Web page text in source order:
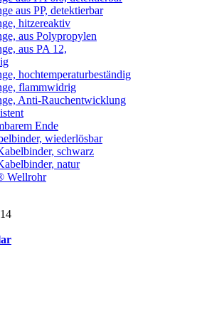
aus PP, detektierbar
hitzereaktiv
aus Polypropylen
aus PA 12,
hochtemperaturbeständig
flammwidrig
Anti-Rauchentwicklung
Ende
wiederlösbar
schwarz
natur
Wellrohr